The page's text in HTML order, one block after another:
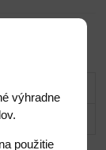
výhradne
použitie